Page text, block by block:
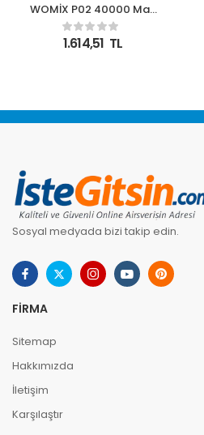
WOMİX P02 40000 Mah
Powerbank Solar
1.614,51 TL
Sosyal medyada bizi takip edin.
FIRMA
Sitemap
Hakkımızda
İletişim
Karşılaştır